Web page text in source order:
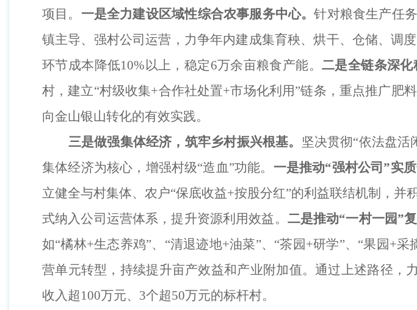
项目。 一是全力建设区域性综合农事服务中心。针对粮食生产任
镇主导、强村公司运营，力争年内建成集育秧、烘干、仓储、调
环节成本降低10%以上，稳定6万余亩粮食产能。二是全链条深化
村，建立“村级收集+合作社处置+市场化利用”链条，重点推广肥
向金山银山转化的有效实践。
三是做强集体经济， 筑牢乡村振兴根基。 坚决贯彻“依法盘活
集体经济为核心，增强村级“造血”功能。 一是推动“强村公司”实质
立健全与村集体、农户“保底收益+按股分红”的利益联结机制，
式纳入公司运营体系，提升资源利用效益。 二是推动“一村一园”
如“橘林+生态养鸡”、“清退迹地+油菜”、“茶园+研学”、 “果园+采
营单元转型，持续提升亩产效益和产业附加值。通过上述路径，
收入超100万元、3个超50万元的标杆村。